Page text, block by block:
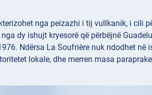
nga peizazhi i tij vullkanik, i cili
dy ishujt kryesorë që përbëjnë
Ndërsa La Soufrière nuk ndodhet në
lokale, dhe merren masa